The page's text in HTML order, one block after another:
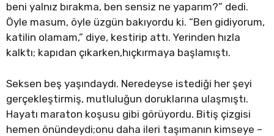
beni yalnız bırakma, ben sensiz ne yaparım?” dedi.
Öyle masum, öyle üzgün bakıyordu ki. “Ben gidiyorum,
katilin olamam,” diye, kestirip attı. Yerinden hızla
kalktı; kapıdan çıkarken,hıçkırmaya başlamıştı.
Seksen beş yaşındaydı. Neredeyse istediği her şeyi
gerçekleştirmiş, mutluluğun doruklarına ulaşmıştı.
Hayatı maraton koşusu gibi görüyordu. Bitiş çizgisi
hemen önündeydi;onu daha ileri taşımanın kimseye –